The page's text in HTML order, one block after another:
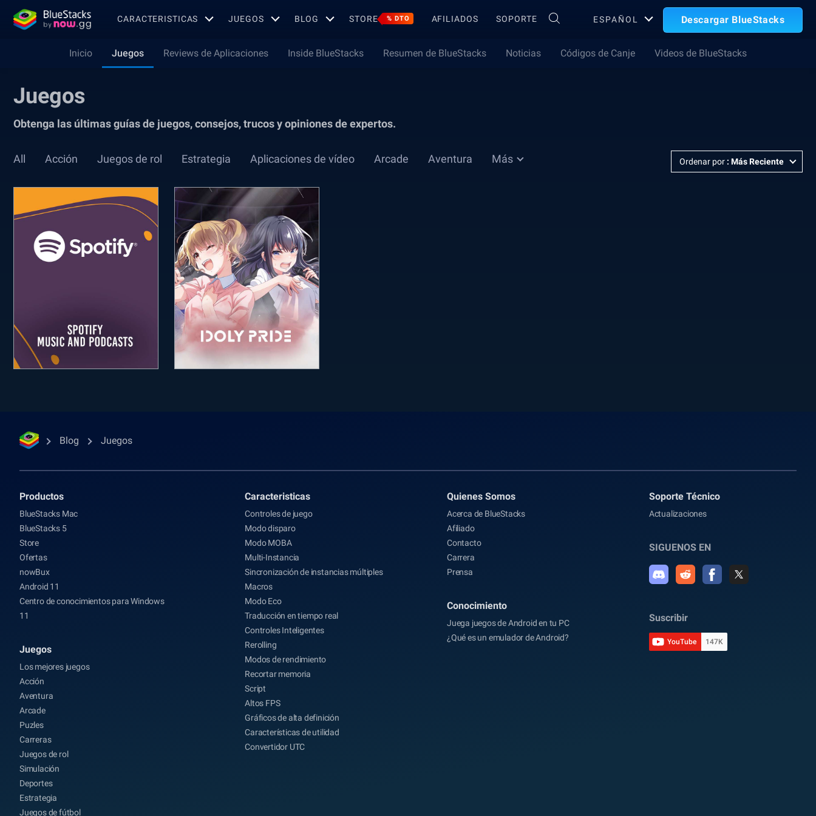
CARACTERISTICAS JUEGOS BLOG STORE % DTO AFILIADOS SOPORTE ESPAÑOL Descargar BlueStacks
Inicio Juegos Reviews de Aplicaciones Inside BlueStacks Resumen de BlueStacks Noticias Códigos de Canje Videos de BlueStacks
Juegos
Obtenga las últimas guías de juegos, consejos, trucos y opiniones de expertos.
All Acción Juegos de rol Estrategia Aplicaciones de vídeo Arcade Aventura Más Ordenar por : Más Reciente
Blog Juegos
Productos
BlueStacks Mac
BlueStacks 5
Store
Ofertas
nowBux
Android 11
Centro de conocimientos para Windows
11
Juegos
Los mejores juegos
Acción
Aventura
Arcade
Puzles
Carreras
Juegos de rol
Simulación
Deportes
Estrategia
Juegos de fútbol
Caracteristicas
Controles de juego
Modo disparo
Modo MOBA
Multi-Instancia
Sincronización de instancias múltiples
Macros
Modo Eco
Traducción en tiempo real
Controles Inteligentes
Rerolling
Modos de rendimiento
Recortar memoria
Script
Altos FPS
Gráficos de alta definición
Características de utilidad
Convertidor UTC
Quienes Somos
Acerca de BlueStacks
Afiliado
Contacto
Carrera
Prensa
Conocimiento
Juega juegos de Android en tu PC
¿Qué es un emulador de Android?
Soporte Técnico
Actualizaciones
SIGUENOS EN
Suscribir
YouTube 147K